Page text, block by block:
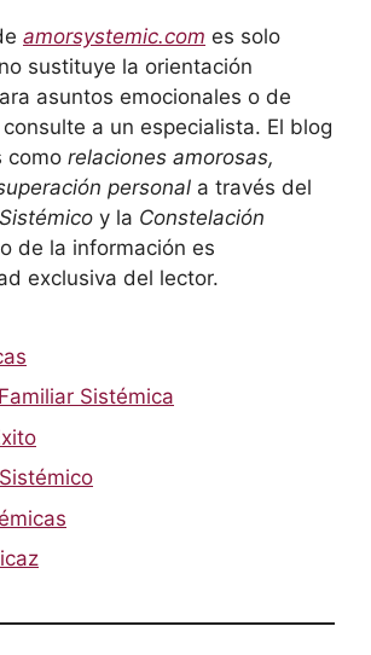
amorsystemic.com es solo
sustituye la orientación
asuntos emocionales o de
a un especialista. El blog
como relaciones amorosas,
personal a través del
y la Constelación
de la información es
exclusiva del lector.
Sistémica